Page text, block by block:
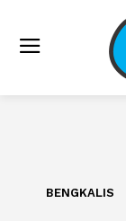
BENGKALIS